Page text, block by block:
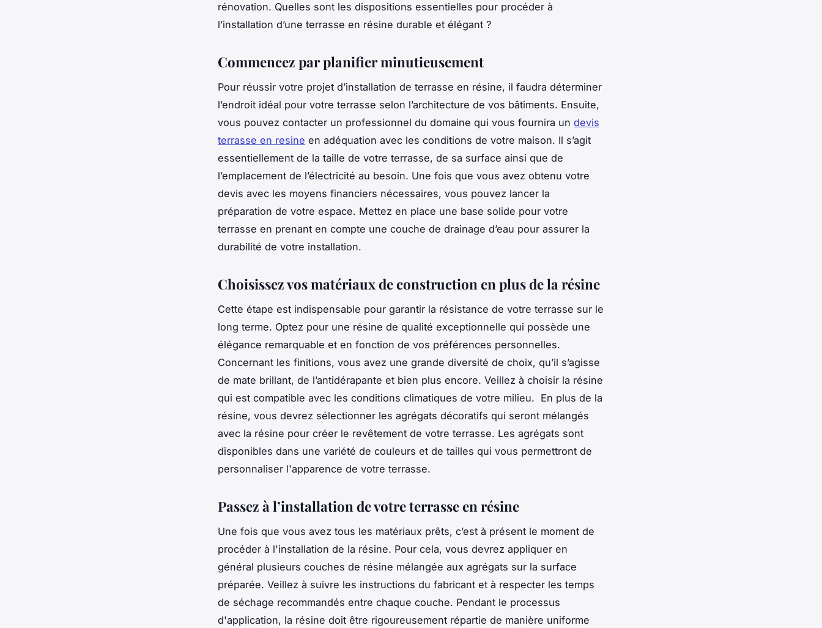
rénovation. Quelles sont les dispositions essentielles pour procéder à
l’installation d’une terrasse en résine durable et élégant ?
Commencez par planifier minutieusement
Pour réussir votre projet d’installation de terrasse en résine, il faudra déterminer
l’endroit idéal pour votre terrasse selon l’architecture de vos bâtiments. Ensuite,
vous pouvez contacter un professionnel du domaine qui vous fournira un devis
terrasse en resine en adéquation avec les conditions de votre maison. Il s’agit
essentiellement de la taille de votre terrasse, de sa surface ainsi que de
l’emplacement de l’électricité au besoin. Une fois que vous avez obtenu votre
devis avec les moyens financiers nécessaires, vous pouvez lancer la
préparation de votre espace. Mettez en place une base solide pour votre
terrasse en prenant en compte une couche de drainage d’eau pour assurer la
durabilité de votre installation.
Choisissez vos matériaux de construction en plus de la résine
Cette étape est indispensable pour garantir la résistance de votre terrasse sur le
long terme. Optez pour une résine de qualité exceptionnelle qui possède une
élégance remarquable et en fonction de vos préférences personnelles.
Concernant les finitions, vous avez une grande diversité de choix, qu’il s’agisse
de mate brillant, de l’antidérapante et bien plus encore. Veillez à choisir la résine
qui est compatible avec les conditions climatiques de votre milieu. En plus de la
résine, vous devrez sélectionner les agrégats décoratifs qui seront mélangés
avec la résine pour créer le revêtement de votre terrasse. Les agrégats sont
disponibles dans une variété de couleurs et de tailles qui vous permettront de
personnaliser l'apparence de votre terrasse.
Passez à l’installation de votre terrasse en résine
Une fois que vous avez tous les matériaux prêts, c’est à présent le moment de
procéder à l'installation de la résine. Pour cela, vous devrez appliquer en
général plusieurs couches de résine mélangée aux agrégats sur la surface
préparée. Veillez à suivre les instructions du fabricant et à respecter les temps
de séchage recommandés entre chaque couche. Pendant le processus
d'application, la résine doit être rigoureusement répartie de manière uniforme